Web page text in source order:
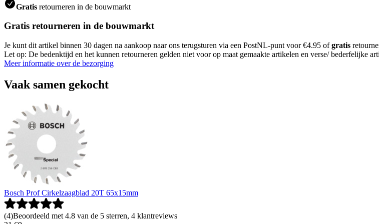
Gratis retourneren in de bouwmarkt
Gratis retourneren in de bouwmarkt
Je kunt dit artikel binnen 30 dagen na aankoop naar ons terugsturen via een PostNL-punt voor €4.95 ofgratis
Let op: De bedenktijd en het kunnen retourneren gelden niet voor op maat gemaakte artikelen en verse/ bederfelijke
Meer informatie over de bezorging
Vaak samen gekocht
Bosch Prof Cirkelzaagblad 20T 65x15mm
(4)Beoordeeld met 4.8 van de 5 sterren, 4 klantreviews